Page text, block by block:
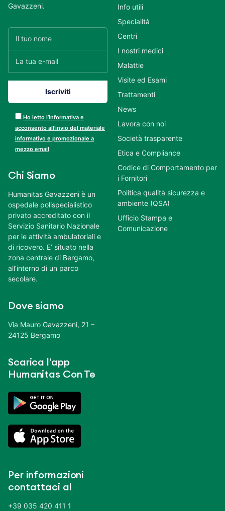
Gavazzeni.
Ho letto l’informativa e
acconsento all’invio del materiale
informativo e promozionale a
mezzo email
Chi Siamo
Humanitas Gavazzeni è un
ospedale polispecialistico
privato accreditato con il
Servizio Sanitario Nazionale
per le attività ambulatoriali e
di ricovero. E’ situato nella
zona centrale di Bergamo,
all’interno di un parco
secolare.
Dove siamo
Via Mauro Gavazzeni, 21 –
24125 Bergamo
Scarica l’app
Humanitas Con Te
Per informazioni
contattaci al
+39 035 420 411 1
Info utili
Specialità
Centri
I nostri medici
Malattie
Visite ed Esami
Trattamenti
News
Lavora con noi
Società trasparente
Etica e Compliance
Codice di Comportamento per
i Fornitori
Politica qualità sicurezza e
ambiente (QSA)
Ufficio Stampa e
Comunicazione